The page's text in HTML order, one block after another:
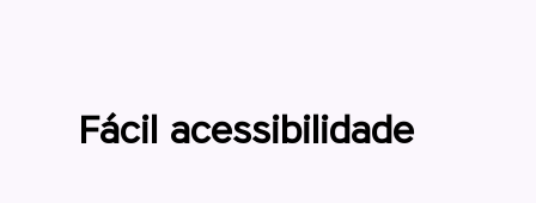
Fácil acessibilidade